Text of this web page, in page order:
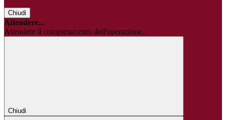
Chiudi
Attendere...
Attendere il completamento dell'operazione...
Chiudi